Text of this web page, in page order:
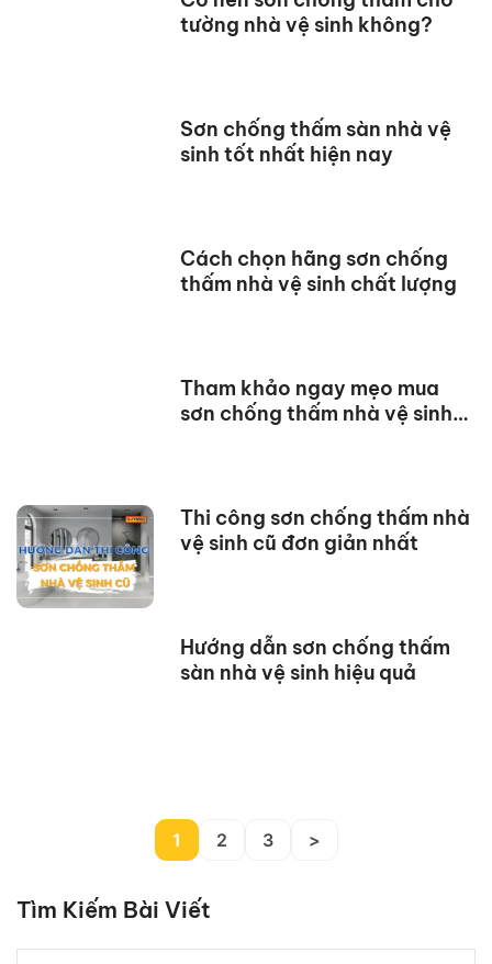
tường nhà vệ sinh không?
Sơn chống thấm sàn nhà vệ
sinh tốt nhất hiện nay
Cách chọn hãng sơn chống
thấm nhà vệ sinh chất lượng
Tham khảo ngay mẹo mua
sơn chống thấm nhà vệ sinh
Thi công sơn chống thấm nhà
vệ sinh cũ đơn giản nhất
Hướng dẫn sơn chống thấm
sàn nhà vệ sinh hiệu quả
1 2 3 >
Tìm Kiếm Bài Viết